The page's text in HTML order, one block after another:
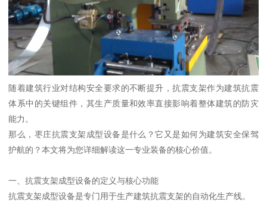
随着建筑行业对结构安全要求的不断提升，抗震支架作为建筑抗震
体系中的关键组件，其生产质量和效率直接影响着整体建筑的防灾
能力。
那么，枣庄抗震支架成型设备是什么？它又是如何为建筑安全保驾
护航的？本文将为您详细解读这一专业装备的核心价值。
一、抗震支架成型设备的定义与核心功能
抗震支架成型设备是专门用于生产建筑抗震支架的自动化生产线。